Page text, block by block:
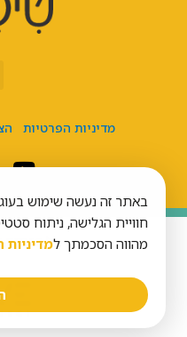
באתר זה נעשה שימוש
חוויית הגלישה, ניתוח
מהווה הסכמתך למדיניות
מדיניות הפרטיות
כל הזכויות